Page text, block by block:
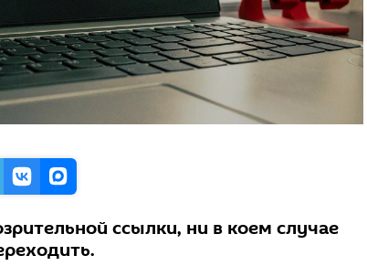
ссылки, ни в коем случае